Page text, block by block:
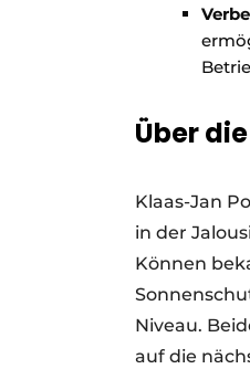
Über
Klaas-Jan
in der
Können
Niveau.
auf die